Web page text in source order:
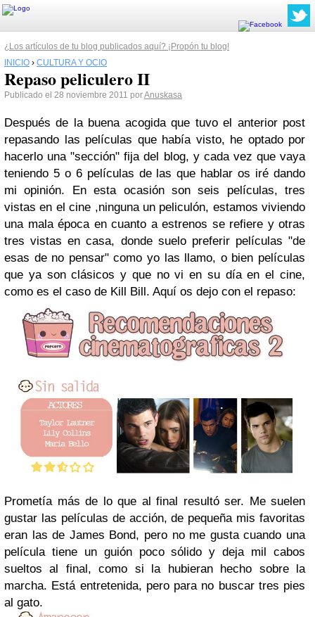
¿Los artículos de tu blog publicados aquí? ¡Propón tu blog!
INICIO › CULTURA Y OCIO
Repaso peliculero II
Publicado el 28 noviembre 2011 porAnuskasa
Después de la buena acogida que tuvo el anterior post
repasando las películas que había visto, he optado por
hacerlo una "sección" fija del blog, y cada vez que vaya
teniendo 5 o 6 películas de las que hablar os iré dando
miopinión. En esta ocasión son seis películas, tres
vistas en el cine ,ninguna un peliculón, estamos viviendo
una mala época en cuanto a estrenos se refiere y otras
tres vistas en casa, donde suelo preferir películas "de
esas de no pensar" como yo las llamo, o bien películas
que ya son clásicos y que no vi en su día en el cine,
como es el caso de Kill Bill. Aquí os dejo con el repaso:
Prometía más de lo que al final resultó ser. Me suelen
gustar las películas de acción, de pequeña mis favoritas
eran las de James Bond, pero no me gusta cuando una
película tiene un guión poco sólido y deja mil cabos
sueltos al final, como si la hubieran hecho sobre la
marcha. Está entretenida, pero para no buscar tres pies
al gato.